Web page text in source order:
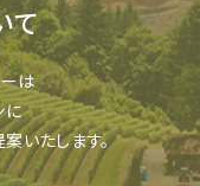
て
は
に
いたします。